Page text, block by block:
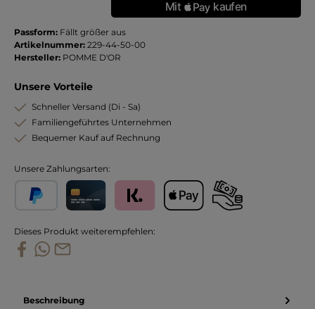
Passform: Fällt größer aus
Artikelnummer: 229-44-50-00
Hersteller: POMME D'OR
Unsere Vorteile
Schneller Versand (Di - Sa)
Familiengeführtes Unternehmen
Bequemer Kauf auf Rechnung
Unsere Zahlungsarten:
Dieses Produkt weiterempfehlen:
Beschreibung